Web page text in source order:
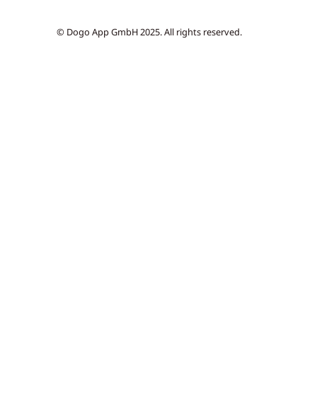
© Dogo App GmbH 2025. All rights reserved.